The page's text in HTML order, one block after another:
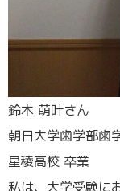
鈴木 萌叶さん
朝日大学歯学部歯
星稜高校 卒業
私は、大学受験に